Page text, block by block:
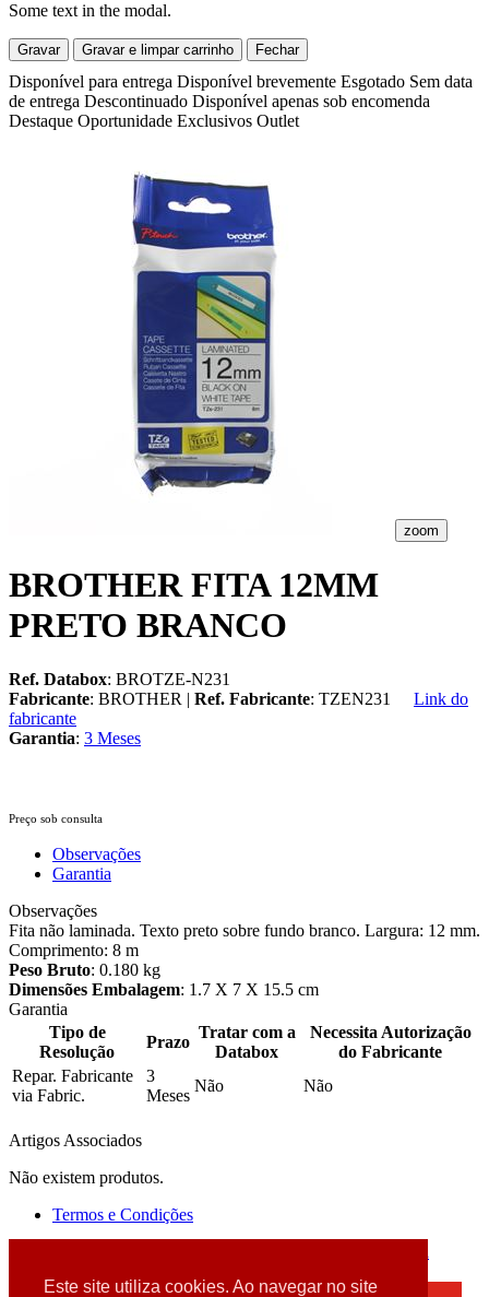
Este site utiliza cookies. Ao navegar no site
Some text in the modal.
Gravar Gravar e limpar carrinho Fechar
Disponível para entrega Disponível brevemente Esgotado Sem data
de entrega Descontinuado Disponível apenas sob encomenda
Destaque Oportunidade Exclusivos Outlet
zoom
BROTHER FITA 12MM
PRETO BRANCO
Ref. Databox: BROTZE-N231
Fabricante: BROTHER | Ref. Fabricante: TZEN231
Link do
fabricante
Garantia: 3 Meses
Preço sob consulta
Observações
Garantia
Observações
Fita não laminada. Texto preto sobre fundo branco. Largura: 12 mm.
Comprimento: 8 m
Peso Bruto: 0.180 kg
Dimensões Embalagem: 1.7 X 7 X 15.5 cm
Garantia
Tipo de
Resolução
Prazo
Tratar com a
Databox
Necessita Autorização
do Fabricante
Repar. Fabricante
via Fabric.
3
Meses
Não Não
Artigos Associados
Não existem produtos.
Termos e Condições